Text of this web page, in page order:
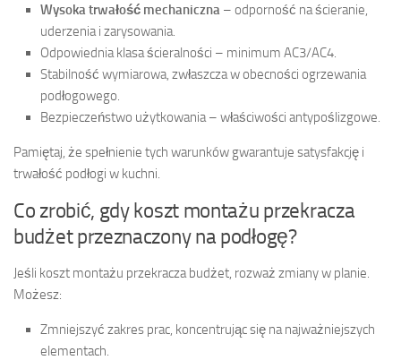
Wysoka trwałość mechaniczna – odporność na ścieranie,
uderzenia i zarysowania.
Odpowiednia klasa ścieralności – minimum AC3/AC4.
Stabilność wymiarowa, zwłaszcza w obecności ogrzewania
podłogowego.
Bezpieczeństwo użytkowania – właściwości antypoślizgowe.
Pamiętaj, że spełnienie tych warunków gwarantuje satysfakcję i
trwałość podłogi w kuchni.
Co zrobić, gdy koszt montażu przekracza
budżet przeznaczony na podłogę?
Jeśli koszt montażu przekracza budżet, rozważ zmiany w planie.
Możesz:
Zmniejszyć zakres prac, koncentrując się na najważniejszych
elementach.